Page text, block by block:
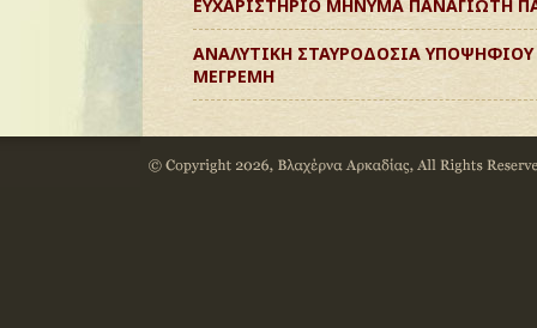
ΕΥΧΑΡΙΣΤΗΡΙΟ ΜΗΝΥΜΑ ΠΑΝΑΓΙΩΤΗ
ΑΝΑΛΥΤΙΚΗ ΣΤΑΥΡΟΔΟΣΙΑ
ΜΕΓΡΕΜΗ